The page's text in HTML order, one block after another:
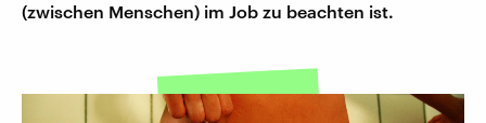
(zwischen Menschen) im Job zu beachten ist.